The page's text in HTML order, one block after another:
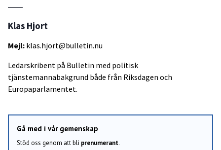
Klas Hjort
Mejl: klas.hjort@bulletin.nu
Ledarskribent på Bulletin med politisk
tjänstemannabakgrund både från Riksdagen och
Europaparlamentet.
Gå med i vår gemenskap
Stöd oss genom att bli prenumerant.